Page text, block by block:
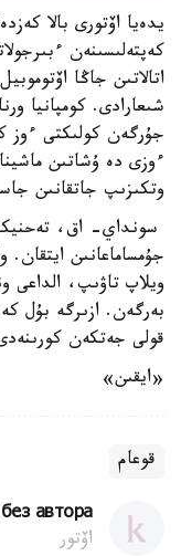
يدەيا اۆتورى بالا
اتالاتىن جاڭا
شىعارادى. كومپانيا
جۇرگەن كولىكتى ءوز
ءوزى دە ۇشاتىن
وتكىزىپ جاتقانىن
سونداي- اق،
جۇمساماعانىن
ويلاپ تاۋىپ، الداعى
بەرگەن. ازىرگە بۇل
قولى جەتكەن
«ايقىن»
قوعام
без автора
اۆتور